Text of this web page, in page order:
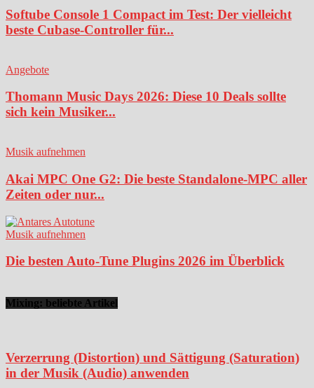
Softube Console 1 Compact im Test: Der vielleicht
beste Cubase-Controller für...
Angebote
Thomann Music Days 2026: Diese 10 Deals sollte
sich kein Musiker...
Musik aufnehmen
Akai MPC One G2: Die beste Standalone-MPC aller
Zeiten oder nur...
Musik aufnehmen
Die besten Auto-Tune Plugins 2026 im Überblick
Mixing: beliebte Artikel
Verzerrung (Distortion) und Sättigung (Saturation)
in der Musik (Audio) anwenden